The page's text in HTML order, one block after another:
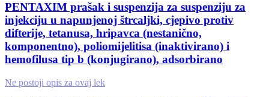
PENTAXIM prašak i suspenzija za suspenziju za
injekciju u napunjenoj štrcaljki, cjepivo protiv
difterije, tetanusa, hripavca (nestanično,
komponentno), poliomijelitisa (inaktivirano) i
hemofilusa tip b (konjugirano), adsorbirano
Ne postoji opis za ovaj lek